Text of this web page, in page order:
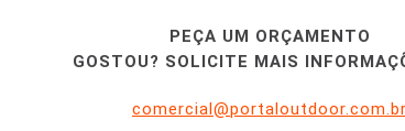
PEÇA UM ORÇAMENTO
GOSTOU? SOLICITE MAIS
comercial@portaloutdoor.com.br